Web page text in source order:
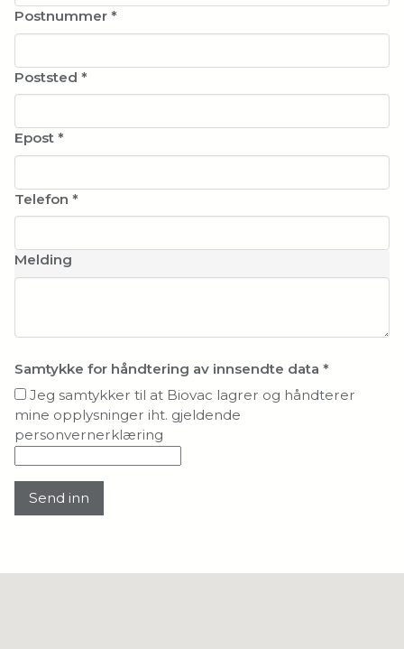
Postnummer *
Poststed *
Epost *
Telefon *
Melding
Samtykke for håndtering av innsendte data *
Jeg samtykker til at Biovac lagrer og håndterer
mine opplysninger iht. gjeldende
personvernerklæring